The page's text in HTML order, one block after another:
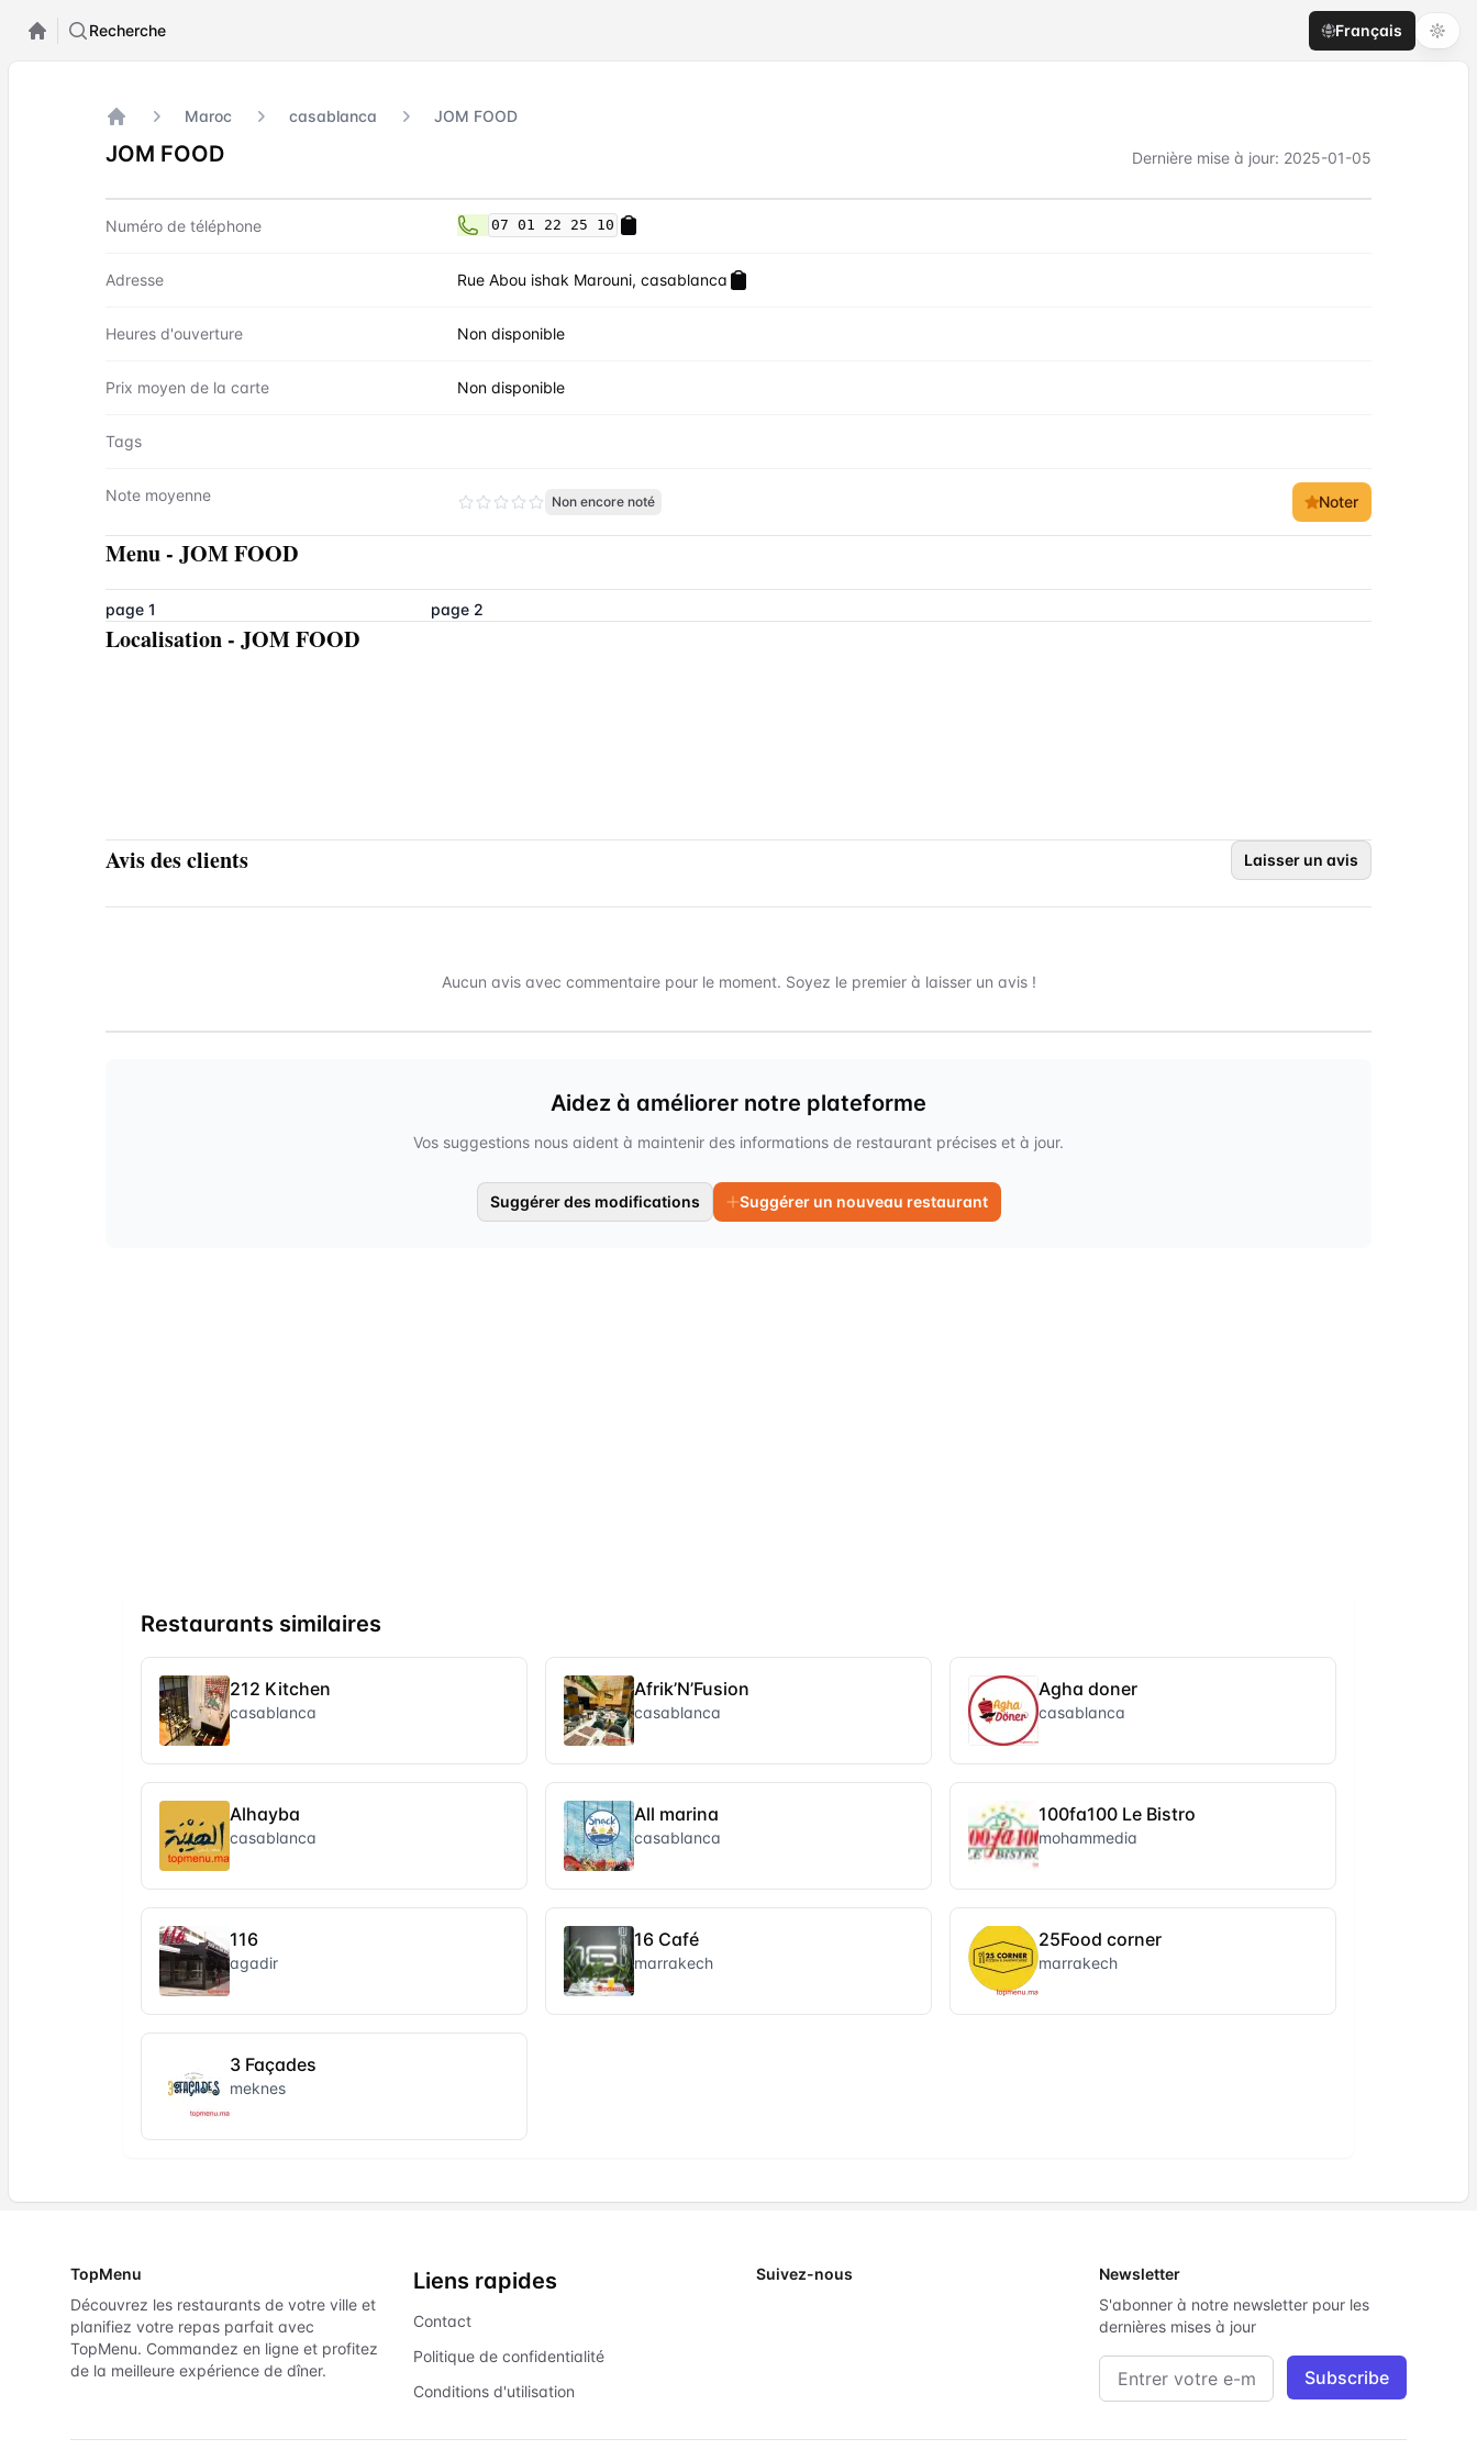
Recherche Français
Accueil
Maroc casablanca JOM FOOD
JOM FOOD Dernière mise à jour: 2025-01-05
Contact JOM FOOD
Numéro de téléphone 07 01 22 25 10
Adresse Rue Abou ishak Marouni, casablanca
Heures d'ouverture Non disponible
Prix moyen de la carte Non disponible
Tags
Note moyenne Non encore noté Noter
Menu- JOM FOOD
page 1 page 2
Localisation- JOM FOOD
Avis des clients Laisser un avis
Aucun avis avec commentaire pour le moment. Soyez le premier à laisser un avis !
Aidez à améliorer notre plateforme
Vos suggestions nous aident à maintenir des informations de restaurant précises et à jour.
Suggérer des modifications Suggérer un nouveau restaurant
Restaurants similaires
212 Kitchen
casablanca
Afrik’N’Fusion
casablanca
Agha doner
casablanca
Alhayba
casablanca
All marina
casablanca
100fa100 Le Bistro
mohammedia
116
agadir
16 Café
marrakech
25Food corner
marrakech
3 Façades
meknes
TopMenu
Découvrez les restaurants de votre ville et
planifiez votre repas parfait avec
TopMenu. Commandez en ligne et profitez
de la meilleure expérience de dîner.
Liens rapides
Contact
Politique de confidentialité
Conditions d'utilisation
Suivez-nous
Newsletter
S'abonner à notre newsletter pour les
dernières mises à jour
Adresse e-mail Subscribe